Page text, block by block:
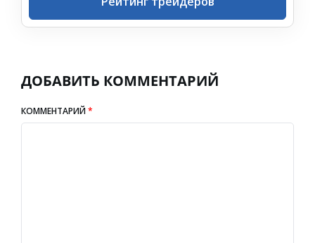
ДОБАВИТЬ КОММЕНТАРИЙ
КОММЕНТАРИЙ*